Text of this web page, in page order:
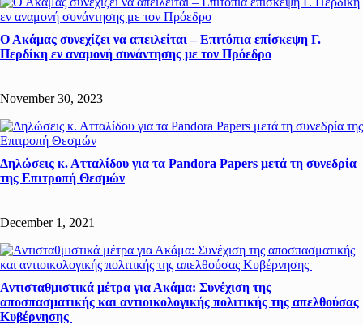
Ο Ακάμας συνεχίζει να απειλείται – Επιτόπια επίσκεψη Γ.
Περδίκη εν αναμονή συνάντησης με τον Πρόεδρο
November 30, 2023
Δηλώσεις κ. Ατταλίδου για τα Pandora Papers μετά τη συνεδρία
της Επιτροπή Θεσμών
December 1, 2021
Αντισταθμιστικά μέτρα για Ακάμα: Συνέχιση της
αποσπασματικής και αντιοικολογικής πολιτικής της απελθούσας
Kυβέρνησης